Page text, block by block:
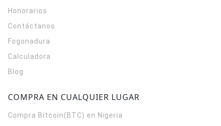
Honorarios
Contáctanos
Fogonadura
Calculadora
Blog
COMPRA EN CUALQUIER LUGAR
Compra Bitcoin(BTC) en Nigeria